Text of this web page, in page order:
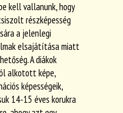
kell vallanunk, hogy
részképesség
a jelenlegi
elsajátítása miatt
A diákok
alkotott képe,
képességeik,
14-15 éves korukra